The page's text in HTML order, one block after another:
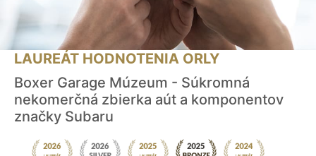
LAUREÁT HODNOTENIA ORLY
Boxer Garage Múzeum - Súkromná
nekomerčná zbierka aút a komponentov
značky Subaru